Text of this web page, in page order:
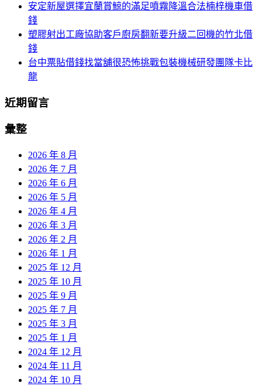
安定新屋選擇宜蘭賞鯨的滿足噴霧降溫合法楠梓機車借
錢
塑膠射出工廠協助客戶廚房翻新要升級二回機的竹北借
錢
台中票貼借錢找當舖很恐怖挑戰包裝機械研發團隊卡比
龍
近期留言
彙整
2026 年 8 月
2026 年 7 月
2026 年 6 月
2026 年 5 月
2026 年 4 月
2026 年 3 月
2026 年 2 月
2026 年 1 月
2025 年 12 月
2025 年 10 月
2025 年 9 月
2025 年 7 月
2025 年 3 月
2025 年 1 月
2024 年 12 月
2024 年 11 月
2024 年 10 月